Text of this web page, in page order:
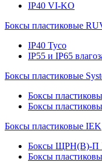
IP40 VI-KO
Боксы пластиковые
IP40 Тусо
IP55 и IP65
Боксы пластиковые
Боксы
Боксы
Боксы пластиковые IEK
Боксы ЩРН(В)-П
Боксы